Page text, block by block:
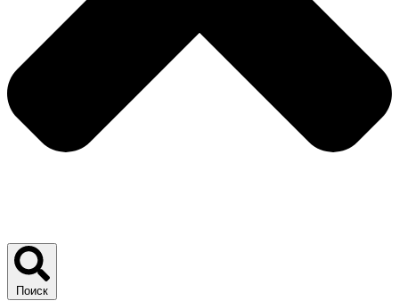
Поиск